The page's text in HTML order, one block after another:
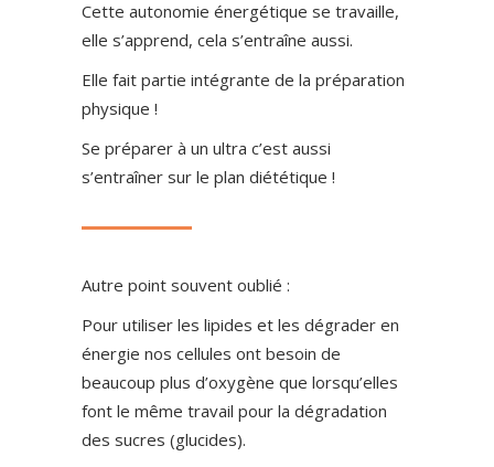
Cette autonomie énergétique se travaille,
elle s’apprend, cela s’entraîne aussi.
Elle fait partie intégrante de la préparation
physique !
Se préparer à un ultra c’est aussi
s’entraîner sur le plan diététique !
Autre point souvent oublié :
Pour utiliser les lipides et les dégrader en
énergie nos cellules ont besoin de
beaucoup plus d’oxygène que lorsqu’elles
font le même travail pour la dégradation
des sucres (glucides).